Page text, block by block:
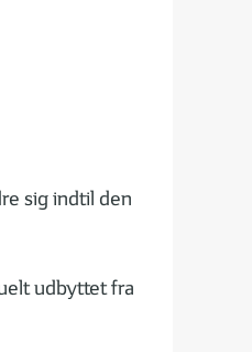
sig indtil den
udbyttet fra